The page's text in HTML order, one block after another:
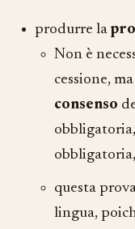
produrre la
Non è
cessione,
consenso
questa
lingua,